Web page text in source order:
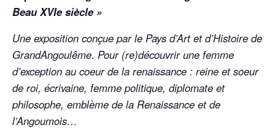
Beau XVIe siècle »
Une exposition conçue par le Pays d’Art et d’Histoire de
GrandAngoulême. Pour (re)découvrir une femme
d’exception au coeur de la renaissance : reine et soeur
de roi, écrivaine, femme politique, diplomate et
philosophe, emblème de la Renaissance et de
l’Angoumois…